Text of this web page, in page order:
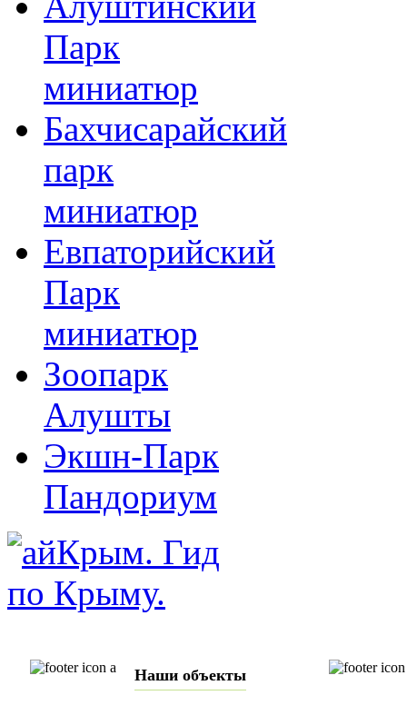
Парк
миниатюр
Бахчисарайский
парк
миниатюр
Евпаторийский
Парк
миниатюр
Зоопарк
Алушты
Экшн-Парк
Пандориум
Наши объекты